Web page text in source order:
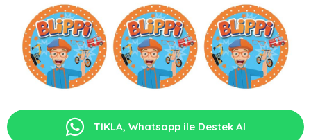
TIKLA, Whatsapp ile Destek Al